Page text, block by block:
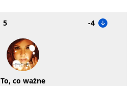
5 -4
To, co ważne